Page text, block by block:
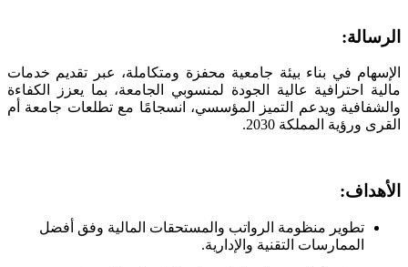
الرسالة:
الإسهام في بناء بيئة جامعية محفزة ومتكاملة، عبر تقديم خدمات
مالية احترافية عالية الجودة لمنسوبي الجامعة، بما يعزز الكفاءة
والشفافية ويدعم التميز المؤسسي، انسجامًا مع تطلعات جامعة أم
القرى ورؤية المملكة 2030.
الأهداف:
تطوير منظومة الرواتب والمستحقات المالية وفق أفضل
الممارسات التقنية والإدارية.